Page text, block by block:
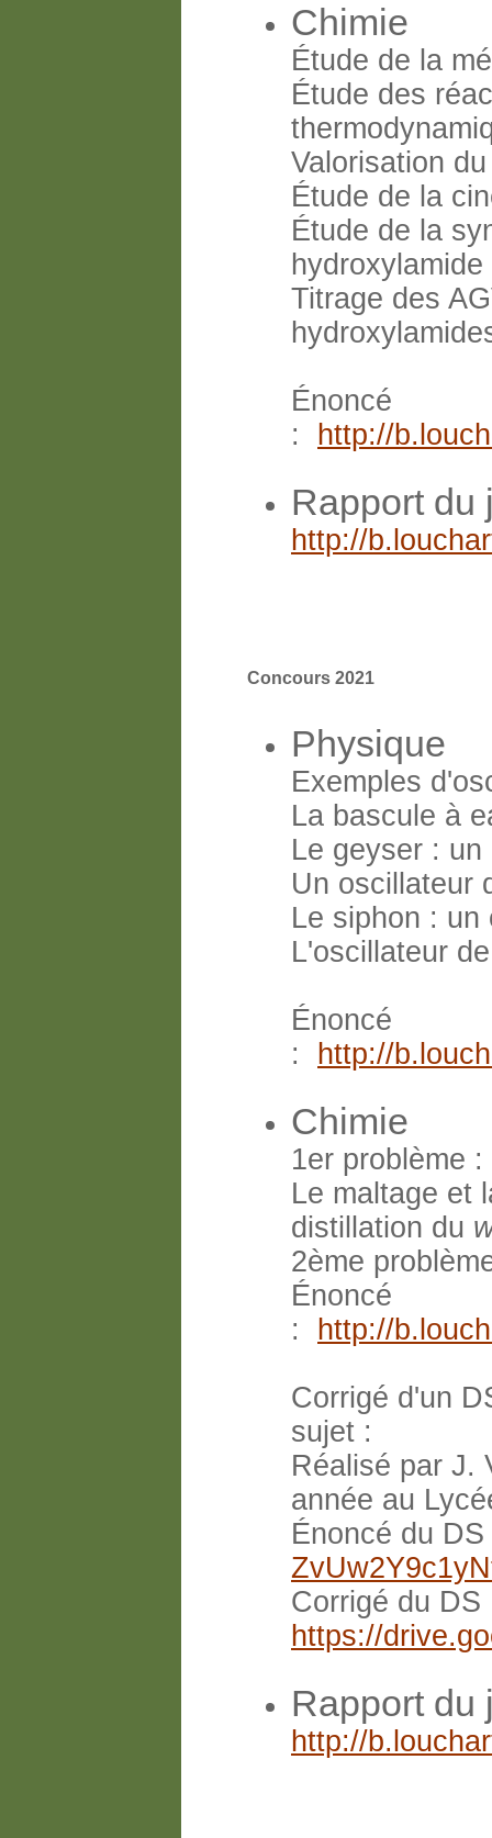
Chimie
Étude de la
Étude des
Valorisation
Étude de la
Étude de la
Titrage des
Énoncé
:
http://
Rapport du
http://
Concours 2021
Physique
Exemples
La bascule à
Le geyser :
Un oscillateur
Le siphon : un
L'oscillateur
Énoncé
:
http://
Chimie
1er problème
Le maltage et
distillation du
2ème
Énoncé
:
http://
Corrigé d'un
sujet :
Réalisé par J.
année au
Énoncé du
Corrigé du
https://
Rapport du
http://